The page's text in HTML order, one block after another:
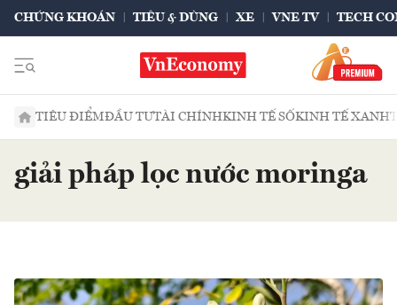
CHỨNG KHOÁN TIÊU & DÙNG XE VNE TV TECH
TIÊU ĐIỂMĐẦU TƯTÀI CHÍNHKINH TẾ SỐKINH TẾ XANH
giải pháp lọc nước moringa